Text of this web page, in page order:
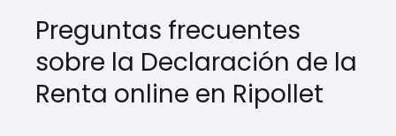
Preguntas frecuentes
sobre la Declaración de la
Renta online en Ripollet